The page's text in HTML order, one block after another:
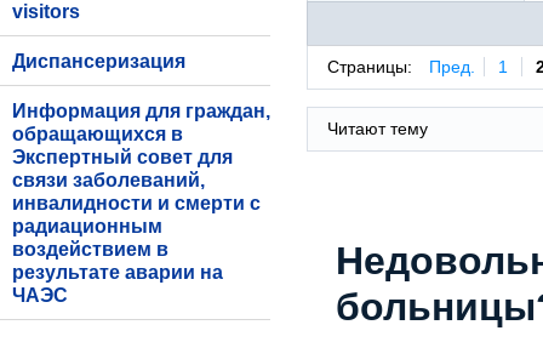
visitors
Диспансеризация
Информация для граждан,
обращающихся в
Экспертный совет для
связи заболеваний,
инвалидности и смерти с
радиационным
воздействием в
результате аварии на
ЧАЭС
Страницы: Пред. 1
Читают тему